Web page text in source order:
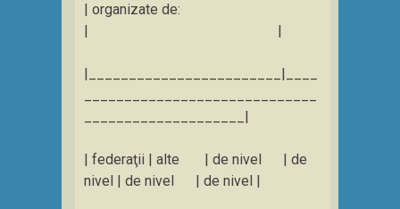
| organizate de:
| |
|________________________|____
____________________|
| federaţii | alte | de nivel | de
nivel | de nivel | de nivel |